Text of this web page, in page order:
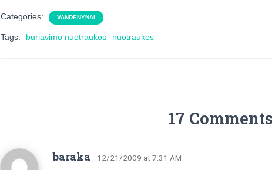
Categories: VANDENYNAI
Tags: buriavimo nuotraukos nuotraukos
17 Comments
baraka · 12/21/2009 at 7:31 AM